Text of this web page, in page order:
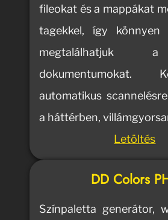
fileokat és a mappákat
tagekkel, így könnyen
megtalálhatjuk
dokumentumokat.
automatikus
a háttérben,
Letöltés
DD Colors
Színpaletta generátor,